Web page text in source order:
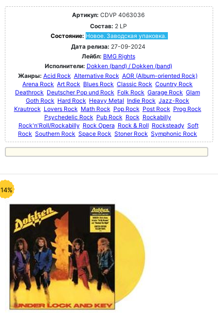
Артикул: CDVP 4063036
Состав: 2 LP
Состояние: Новое. Заводская упаковка.
Дата релиза: 27-09-2024
Лейбл: BMG Rights
Исполнители: Dokken (band) / Dokken (band)
Жанры: Acid Rock Alternative Rock AOR (Album-oriented Rock)
Arena Rock Art Rock Blues Rock Classic Rock Country Rock
Deathrock Deutscher Pop und Rock Folk Rock Garage Rock Glam
Goth Rock Hard Rock Heavy Metal Indie Rock Jazz-Rock
Krautrock Lovers Rock Math Rock Pop Rock Post Rock Prog Rock
Psychedelic Rock Pub Rock Rock Rockabilly
Rock'n'Roll/Rockabilly Rock Opera Rock & Roll Rocksteady Soft
Rock Southern Rock Space Rock Stoner Rock Symphonic Rock